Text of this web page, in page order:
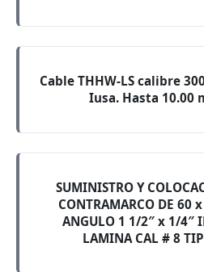
Cable THHW-LS calibre
Iusa. Hasta 10.00
SUMINISTRO Y
CONTRAMARCO DE 60
ANGULO 1 1/2″ x 1/4″
LAMINA CAL # 8